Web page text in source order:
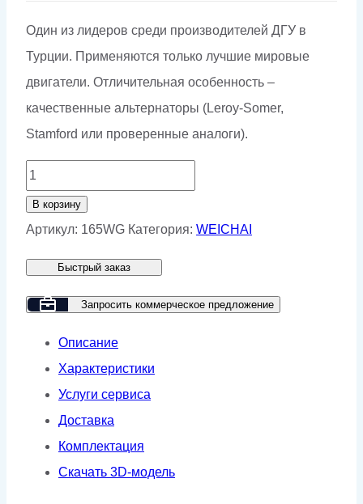
Один из лидеров среди производителей ДГУ в
Турции. Применяются только лучшие мировые
двигатели. Отличительная особенность –
качественные альтернаторы (Leroy-Somer,
Stamford или проверенные аналоги).
Количество
товара
Дизельный
GMP
165WG
В корзину
Артикул: 165WG Категория: WEICHAI
Быстрый заказ
Запросить коммерческое предложение
Описание
Характеристики
Услуги сервиса
Доставка
Комплектация
Скачать 3D-модель